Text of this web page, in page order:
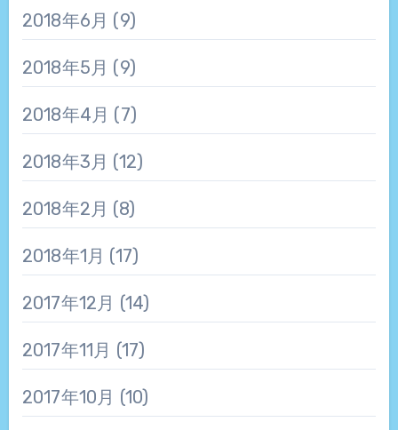
2018年6月 (9)
2018年5月 (9)
2018年4月 (7)
2018年3月 (12)
2018年2月 (8)
2018年1月 (17)
2017年12月 (14)
2017年11月 (17)
2017年10月 (10)